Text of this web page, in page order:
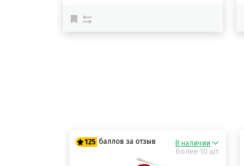
125 баллов за отзыв В наличии
более 10 шт.